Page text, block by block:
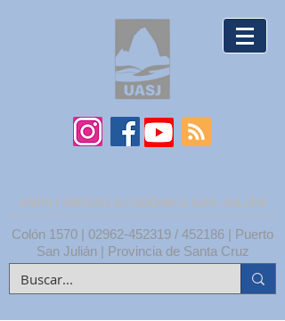
UNPA | UNIDAD ACADÉMICA SAN JULIÁN
Colón 1570 | 02962-452319 / 452186 | Puerto
San Julián | Provincia de Santa Cruz